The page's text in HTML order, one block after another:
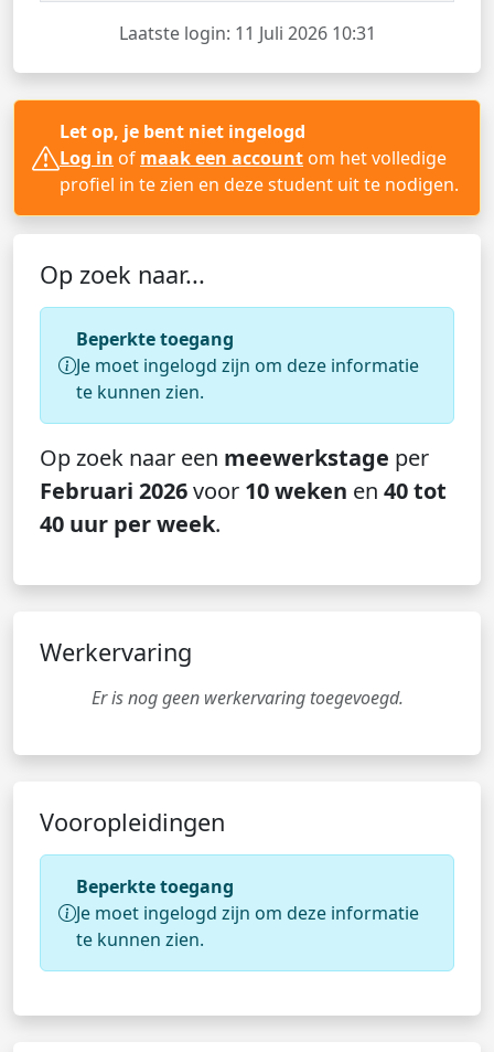
Laatste login: 11 Juli 2026 10:31
Let op, je bent niet ingelogd
Log in of maak een account om het volledige
profiel in te zien en deze student uit te nodigen.
Op zoek naar...
Beperkte toegang
Je moet ingelogd zijn om deze informatie
te kunnen zien.
Op zoek naar een meewerkstage per
Februari 2026voor 10 weken en 40 tot
40 uur per week.
Werkervaring
Er is nog geen werkervaring toegevoegd.
Vooropleidingen
Beperkte toegang
Je moet ingelogd zijn om deze informatie
te kunnen zien.